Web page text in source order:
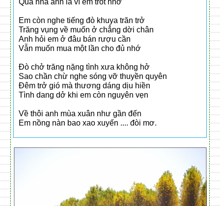
Em còn nghe tiếng đò khuya trăn trở
Trăng vụng về muốn ở chẳng dời chân
Anh hỏi em ở đâu bán rượu cần
Vẫn muốn mua một lần cho đủ nhớ
Đò chở trăng nặng tình xưa không hở
Sao chần chừ nghe sóng vỡ thuyền quyên
Đêm trở gió mà thương dáng dịu hiền
Tình dang dở khi em còn nguyên vẹn
Về thôi anh mùa xuân như gần đến
Em nồng nàn bao xao xuyến .... đòi mơ.